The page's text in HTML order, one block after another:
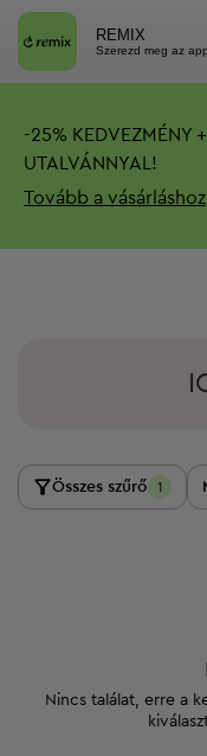
REMIX
Szerezd meg az
-25% KEDVEZMÉNY
UTALVÁNNYAL!
Tovább a vásárláshoz
Összes szűrő 1
Nincs találat, erre a